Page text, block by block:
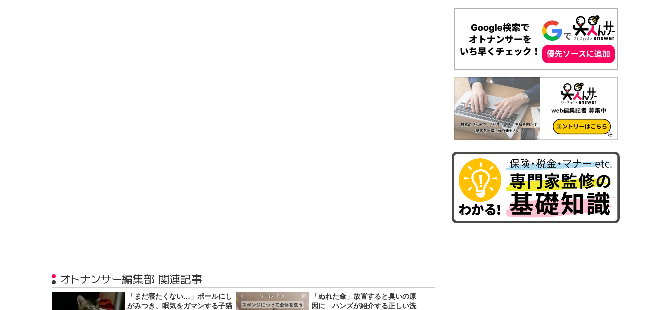
オトナンサー編集部 関連記事
「まだ寝たくない…」ポールにし
がみつき、眠気をガマンする子猫
「ぬれた傘」放置すると臭いの原
因に ハンズが紹介する正しい洗